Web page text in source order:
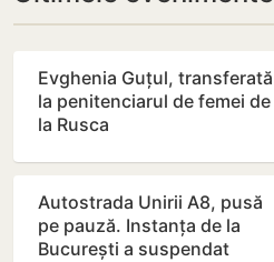
Evghenia Guțul, transferată
la penitenciarul de femei de
la Rusca
Autostrada Unirii A8, pusă
pe pauză. Instanța de la
București a suspendat